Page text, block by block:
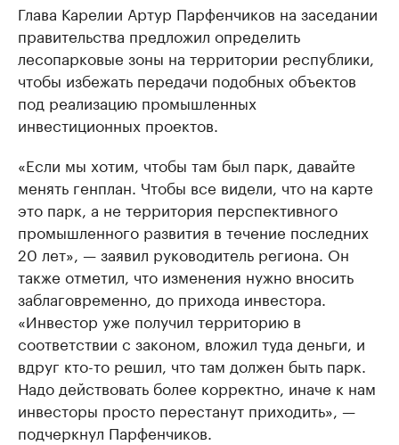
Глава Карелии Артур Парфенчиков на заседании
правительства предложил определить
лесопарковые зоны на территории республики,
чтобы избежать передачи подобных объектов
под реализацию промышленных
инвестиционных проектов.
«Если мы хотим, чтобы там был парк, давайте
менять генплан. Чтобы все видели, что на карте
это парк, а не территория перспективного
промышленного развития в течение последних
20 лет», — заявил руководитель региона. Он
также отметил, что изменения нужно вносить
заблаговременно, до прихода инвестора.
«Инвестор уже получил территорию в
соответствии с законом, вложил туда деньги, и
вдруг кто-то решил, что там должен быть парк.
Надо действовать более корректно, иначе к нам
инвесторы просто перестанут приходить», —
подчеркнул Парфенчиков.